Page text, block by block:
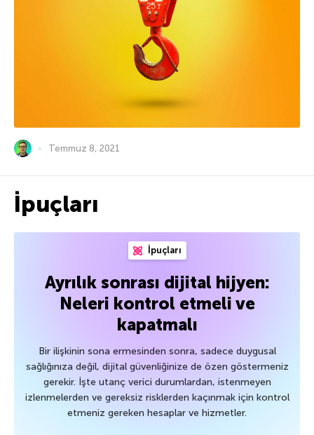
Temmuz 8, 2021
İpuçları
İpuçları
Ayrılık sonrası dijital hijyen:
Neleri kontrol etmeli ve
kapatmalı
Bir ilişkinin sona ermesinden sonra, sadece duygusal
sağlığınıza değil, dijital güvenliğinize de özen göstermeniz
gerekir. İşte utanç verici durumlardan, istenmeyen
izlenmelerden ve gereksiz risklerden kaçınmak için kontrol
etmeniz gereken hesaplar ve hizmetler.